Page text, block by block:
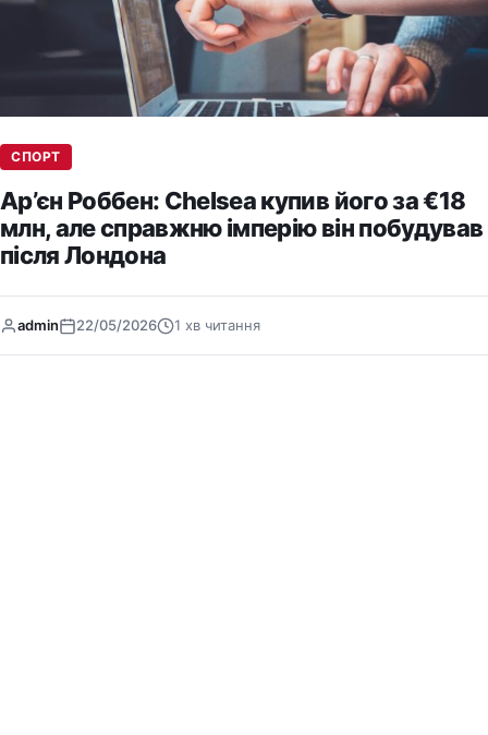
СПОРТ
Ар’єн Роббен: Chelsea купив його за €18
млн, але справжню імперію він побудував
після Лондона
admin 22/05/2026 1 хв читання